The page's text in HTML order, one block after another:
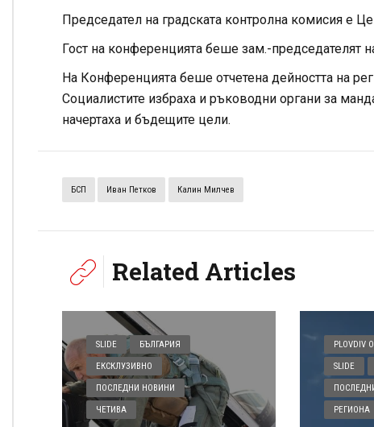
Председател на градската контролна комисия е
Гост на конференцията беше зам.-председателят
На Конференцията беше отчетена дейността на
Социалистите избраха и ръководни органи за
начертаха и бъдещите цели.
БСП Иван Петков Калин Милчев
Related Articles
SLIDE БЪЛГАРИЯ
ЕКСКЛУЗИВНО
ПОСЛЕДНИ НОВИНИ
ЧЕТИВА
PLOVDIV
SLIDE
РЕГИОНА